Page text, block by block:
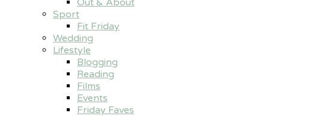
Out & About
Sport
Fit Friday
Wedding
Lifestyle
Blogging
Reading
Films
Events
Friday Faves